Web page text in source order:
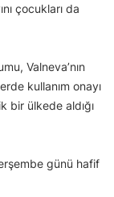
çocukları da
Valneva’nın
kullanım onayı
bir ülkede aldığı
günü hafif